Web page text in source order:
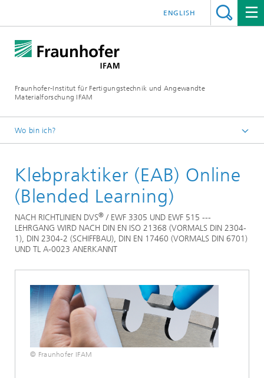
Fraunhofer-Institut für Fertigungstechnik und Angewandte
Materialforschung IFAM
ENGLISH
Wo bin ich?
Klebtechnik
Klebpraktiker (EAB) Online
(Blended Learning)
NACH RICHTLINIEN DVS® / EWF 3305 UND EWF 515 ---
LEHRGANG WIRD NACH DIN EN ISO 21368 (VORMALS DIN 2304-
1), DIN 2304-2 (SCHIFFBAU), DIN EN 17460 (VORMALS DIN 6701)
UND TL A-0023 ANERKANNT
© Fraunhofer IFAM